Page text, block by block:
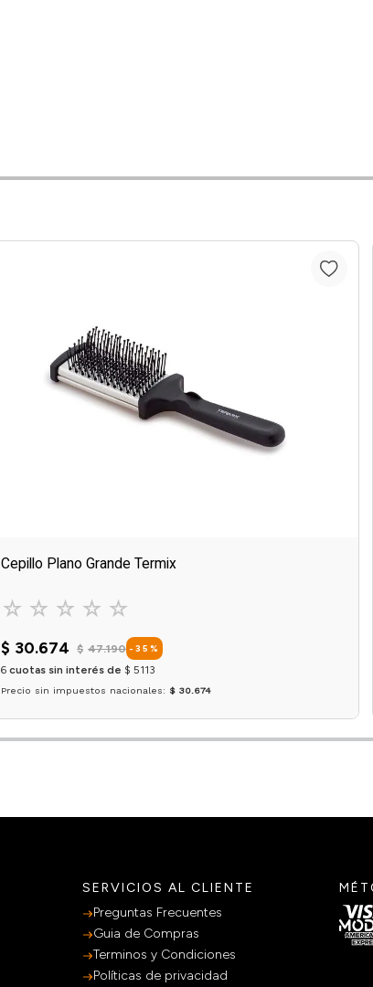
Cepillo Plano Grande Termix
☆ ☆ ☆ ☆ ☆
$ 30.674 $ 47.190 - 35 %
6 cuotas sin interés de $ 5113
Precio sin impuestos nacionales: $ 30.674
SERVICIOS AL CLIENTE
Preguntas Frecuentes
Guia de Compras
Terminos y Condiciones
Políticas de privacidad